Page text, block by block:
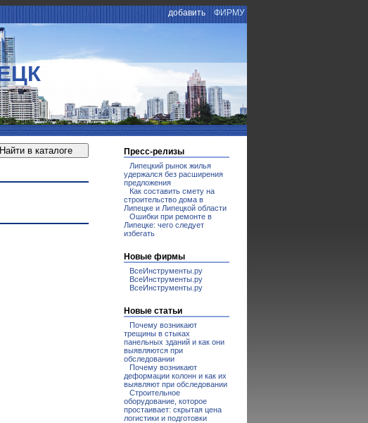
добавить ФИРМУ
Пресс-релизы
Липецкий рынок жилья
удержался без расширения
предложения
Как составить смету на
строительство дома в
Липецке и Липецкой области
Ошибки при ремонте в
Липецке: чего следует
избегать
Новые фирмы
ВсеИнструменты.ру
ВсеИнструменты.ру
ВсеИнструменты.ру
Новые статьи
Почему возникают
трещины в стыках
панельных зданий и как они
выявляются при
обследовании
Почему возникают
деформации колонн и как их
выявляют при обследовании
Строительное
оборудование, которое
простаивает: скрытая цена
логистики и подготовки